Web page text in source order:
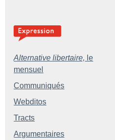
Alternative libertaire, le
mensuel
Communiqués
Webditos
Tracts
Argumentaires